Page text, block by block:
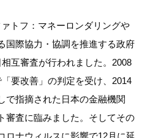
トフ：マネーロンダリングや
国際協力・協調を推進する政府
互審査が行われました。2008
要改善」の判定を受け、2014
で指摘された日本の金融機関
審査に臨みました。そしてその